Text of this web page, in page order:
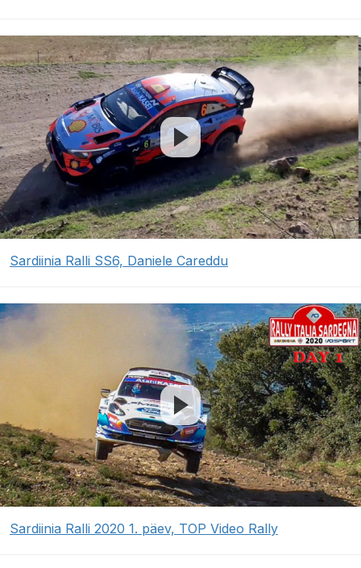
Sardiinia Ralli SS6, Daniele Careddu
Sardiinia Ralli 2020 1. päev, TOP Video Rally